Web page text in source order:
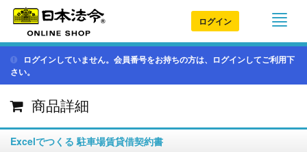
ログイン
ログインしていません。会員番号をお持ちの方は、ログインしてご利用下
さい。
商品詳細
Excelでつくる 駐車場賃貸借契約書